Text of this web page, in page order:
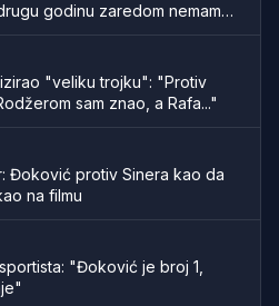
godinu zaredom nemamo
"veliku trojku": "Protiv
sam znao, a Rafa..."
Đoković protiv Sinera kao da
na filmu
"Đoković je broj 1,